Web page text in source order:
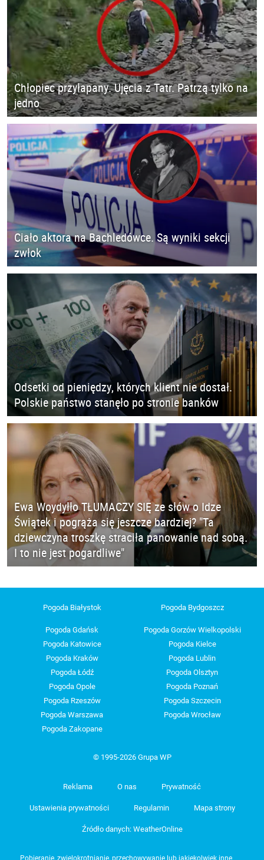
Chłopiec przyłapany. Ujęcia z Tatr. Patrzą tylko na
jedno
Ciało aktora na Bachledówce. Są wyniki sekcji
zwłok
Odsetki od pieniędzy, których klient nie dostał.
Polskie państwo stanęło po stronie banków
Ewa Woydyłło TŁUMACZY SIĘ ze słów o Idze
Świątek i pogrąża się jeszcze bardziej? "Ta
dziewczyna troszkę straciła panowanie nad sobą.
I to nie jest pogardliwe"
Pogoda Białystok Pogoda Bydgoszcz
Pogoda Gdańsk
Pogoda Gorzów Wielkopolski
Pogoda Katowice
Pogoda Kielce
Pogoda Kraków
Pogoda Lublin
Pogoda Łódź
Pogoda Olsztyn
Pogoda Opole
Pogoda Poznań
Pogoda Rzeszów
Pogoda Szczecin
Pogoda Warszawa
Pogoda Wrocław
Pogoda Zakopane
© 1995-2026 Grupa WP
Reklama O nas Prywatność
Ustawienia prywatności Regulamin Mapa strony
Źródło danych: WeatherOnline
Pobieranie, zwielokrotnianie, przechowywanie lub jakiekolwiek inne